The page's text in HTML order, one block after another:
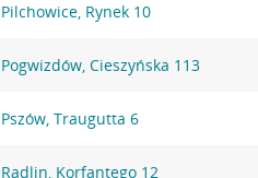
Pilchowice, Rynek 10
Pogwizdów, Cieszyńska 113
Pszów, Traugutta 6
Radlin, Korfantego 12